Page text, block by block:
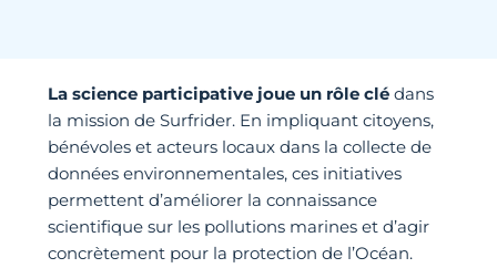
La science participative joue un rôle clédans
la mission de Surfrider. En impliquant citoyens,
bénévoles et acteurs locaux dans la collecte de
données environnementales, ces initiatives
permettent d’améliorer la connaissance
scientifique sur les pollutions marines et d’agir
concrètement pour la protection de l’Océan.